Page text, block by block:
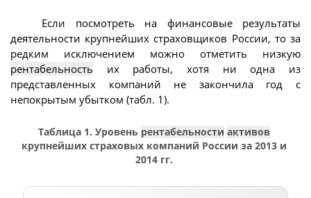
Если посмотреть на финансовые результаты
деятельности крупнейших страховщиков России, то за
редким исключением можно отметить низкую
рентабельность их работы, хотя ни одна из
представленных компаний не закончила год с
непокрытым убытком (табл. 1).
Таблица 1. Уровень рентабельности активов
крупнейших страховых компаний России за 2013 и
2014 гг.